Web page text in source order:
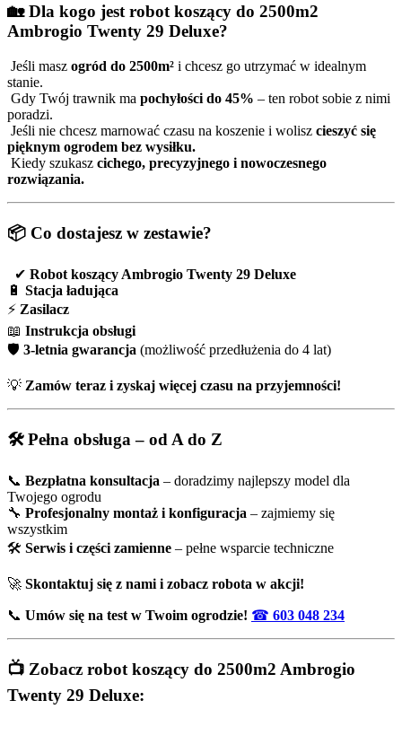
🏡 Dla kogo jest robot koszący do 2500m2
Ambrogio Twenty 29 Deluxe?
Jeśli masz ogród do 2500m² i chcesz go utrzymać w idealnym
stanie.
Gdy Twój trawnik ma pochyłości do 45% – ten robot sobie z nimi
poradzi.
Jeśli nie chcesz marnować czasu na koszenie i wolisz cieszyć się
pięknym ogrodem bez wysiłku.
Kiedy szukasz cichego, precyzyjnego i nowoczesnego
rozwiązania.
📦 Co dostajesz w zestawie?
✔ Robot koszący Ambrogio Twenty 29 Deluxe
🔋 Stacja ładująca
⚡ Zasilacz
📖 Instrukcja obsługi
🛡️ 3-letnia gwarancja (możliwość przedłużenia do 4 lat)
💡 Zamów teraz i zyskaj więcej czasu na przyjemności!
🛠️ Pełna obsługa – od A do Z
📞 Bezpłatna konsultacja – doradzimy najlepszy model dla
Twojego ogrodu
🔧 Profesjonalny montaż i konfiguracja – zajmiemy się
wszystkim
🛠️ Serwis i części zamienne – pełne wsparcie techniczne
🚀 Skontaktuj się z nami i zobacz robota w akcji!
📞 Umów się na test w Twoim ogrodzie! ☎ 603 048 234
📺 Zobacz robot koszący do 2500m2 Ambrogio
Twenty 29 Deluxe: